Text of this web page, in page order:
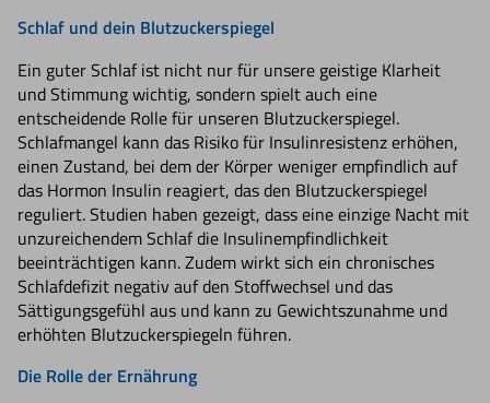
Schlaf und dein Blutzuckerspiegel
Ein guter Schlaf ist nicht nur für unsere geistige Klarheit
und Stimmung wichtig, sondern spielt auch eine
entscheidende Rolle für unseren Blutzuckerspiegel.
Schlafmangel kann das Risiko für Insulinresistenz erhöhen,
einen Zustand, bei dem der Körper weniger empfindlich auf
das Hormon Insulin reagiert, das den Blutzuckerspiegel
reguliert. Studien haben gezeigt, dass eine einzige Nacht mit
unzureichendem Schlaf die Insulinempfindlichkeit
beeinträchtigen kann. Zudem wirkt sich ein chronisches
Schlafdefizit negativ auf den Stoffwechsel und das
Sättigungsgefühl aus und kann zu Gewichtszunahme und
erhöhten Blutzuckerspiegeln führen.
Die Rolle der Ernährung